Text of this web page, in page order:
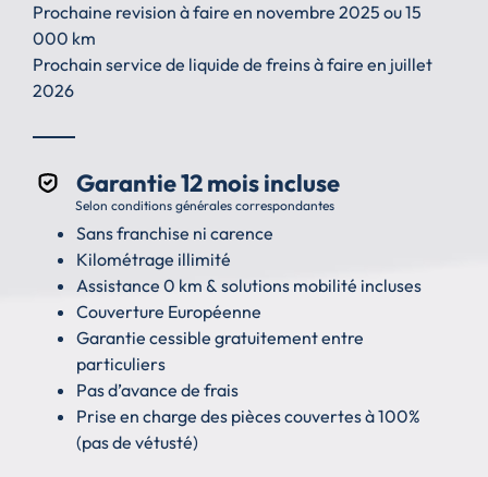
Prochaine revision à faire en novembre 2025 ou 15
000 km
Prochain service de liquide de freins à faire en juillet
2026
Garantie 12 mois incluse
Selon conditions générales correspondantes
Sans franchise ni carence
Kilométrage illimité
Assistance 0 km & solutions mobilité incluses
Couverture Européenne
Garantie cessible gratuitement entre
particuliers
Pas d’avance de frais
Prise en charge des pièces couvertes à 100%
(pas de vétusté)